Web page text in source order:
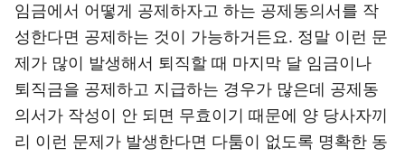
임금에서 어떻게 공제하자고 하는 공제동의서를 작
성한다면 공제하는 것이 가능하거든요. 정말 이런 문
제가 많이 발생해서 퇴직할 때 마지막 달 임금이나
퇴직금을 공제하고 지급하는 경우가 많은데 공제동
의서가 작성이 안 되면 무효이기 때문에 양 당사자끼
리 이런 문제가 발생한다면 다툼이 없도록 명확한 동